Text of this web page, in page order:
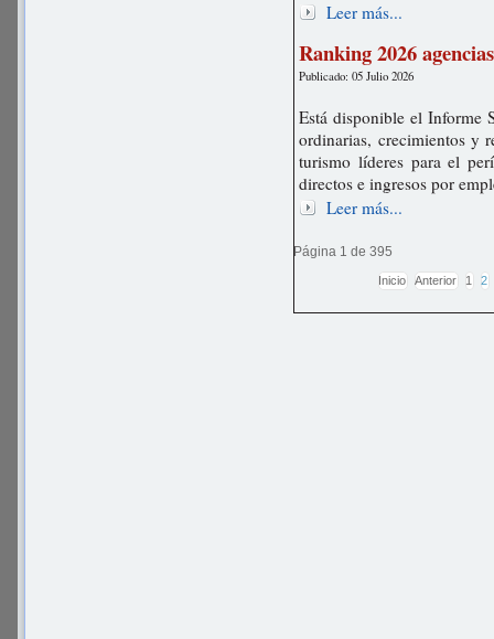
Leer más...
Ranking 2026
Publicado: 05 Julio 2026
Está disponible el Informe
ordinarias, crecimientos y
turismo líderes para el
directos e ingresos por
Leer más...
Página 1 de 395
Inicio Anterior 1 2